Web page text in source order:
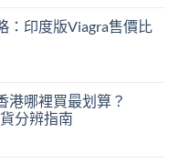
：印度版Viagra售價比
港哪裡買最划算？
分辨指南